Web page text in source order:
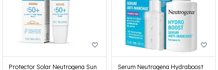
Protector Solar Neutrogena Sun
Serum Neutrogena Hydraboost